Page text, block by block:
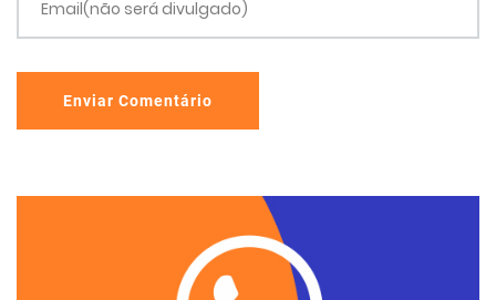
Email(não será divulgado)
Enviar Comentário